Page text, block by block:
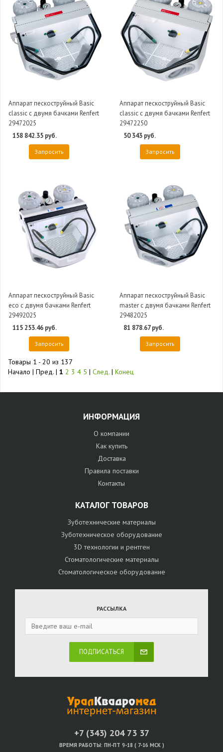
Аппарат пескоструйный Basic
classic с двумя бачками Renfert
29472025
158 842.35 руб.
Запросить
Аппарат пескоструйный Basic
classic с двумя бачками Renfert
29472250
50 343 руб.
Запросить
Аппарат пескоструйный Basic
eco с двумя бачками Renfert
29492025
115 253.46 руб.
Запросить
Аппарат пескоструйный Basic
master с двумя бачками Renfert
29482025
81 878.67 руб.
Запросить
Товары 1 - 20 из 137
Начало | Пред. | 1 2 3 4 5 | След. | Конец
ИНФОРМАЦИЯ
О компании
Как купить
Доставка
Правила поставки
Контакты
КАТАЛОГ ТОВАРОВ
Зуботехнические материалы
Зуботехническое оборудование
3D технологии и рентген
Стоматологические материалы
Стоматологическое оборудование
РАССЫЛКА
ПОДПИСАТЬСЯ
+7 (343) 204 73 37
ВРЕМЯ РАБОТЫ: ПН-ПТ 9-18 ( 7-16 МСК )